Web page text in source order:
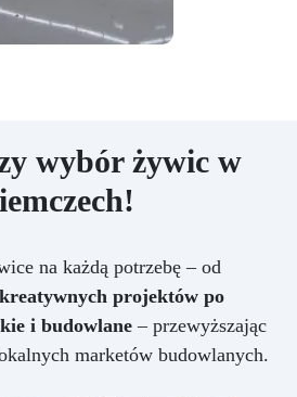
wybór żywic w
na każdą potrzebę – od
kreatywnych projektów po
i budowlane– przewyższając
marketów budowlanych.